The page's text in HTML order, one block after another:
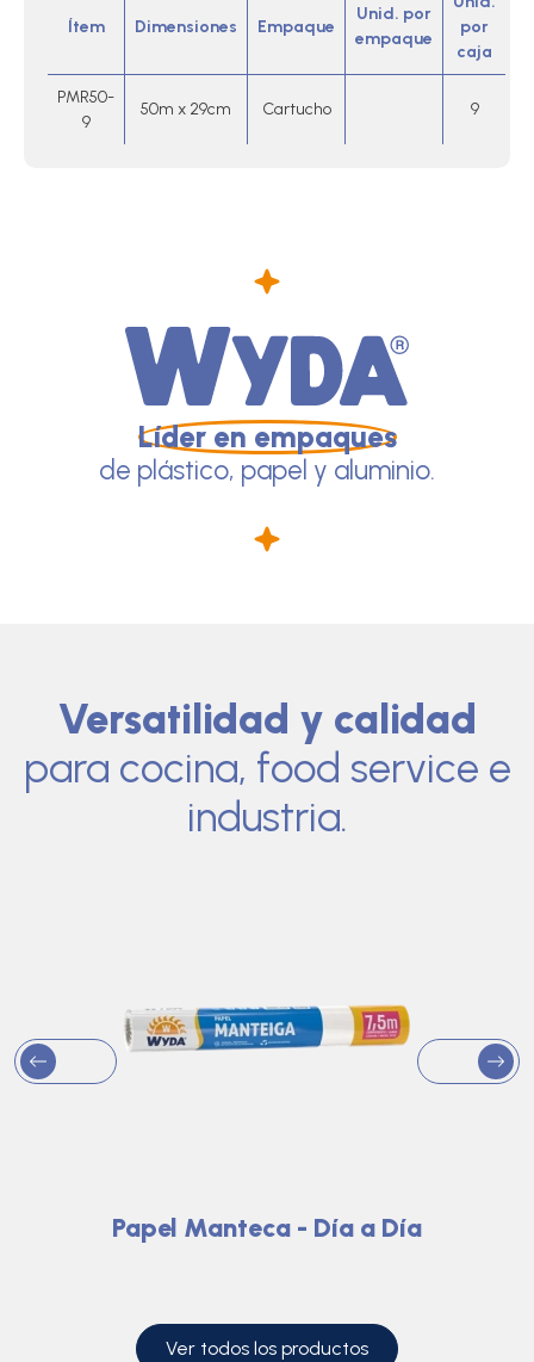
Ítem Dimensiones Empaque
Unid. por
empaque
por
caja
PMR50-
9
50m x 29cm Cartucho 9
Líder en empaques
de plástico, papel y aluminio.
Versatilidad y calidad
para cocina, food service e
industria.
Papel Manteca - Día a Día
Ver todos los productos